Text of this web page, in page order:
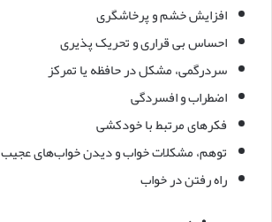
افزایش خشم و پرخاشگری
احساس بی قراری و تحریک پذیری
سردرگمی، مشکل در حافظه یا تمرکز
اضطراب و افسردگی
فکرهای مرتبط با خودکشی
توهم، مشکلات خواب و دیدن خواب‌های عجیب
راه رفتن در خواب